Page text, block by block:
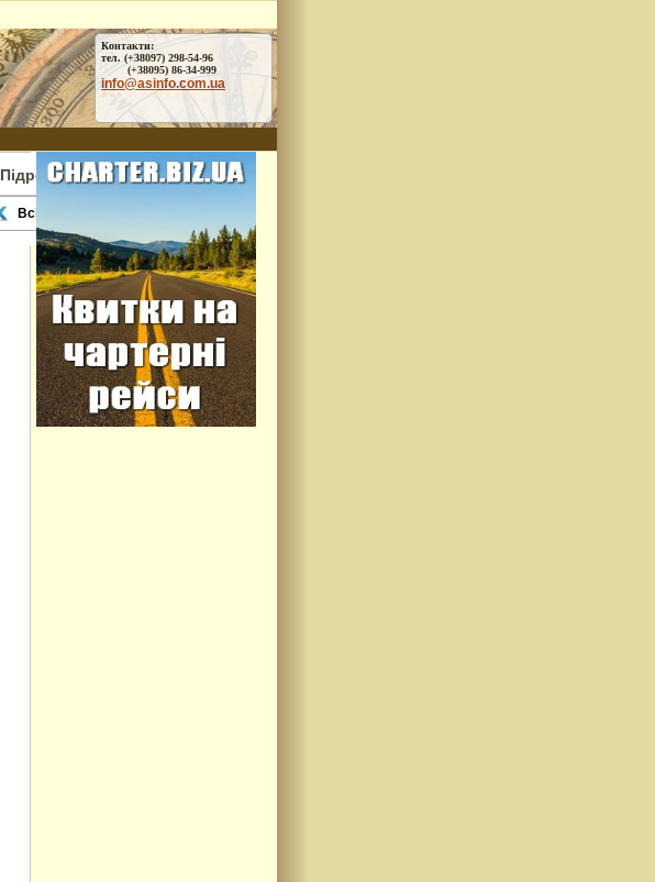
Контакти:
тел. (+38097) 298-54-96
(+38095) 86-34-999
info@asinfo.com.ua
Підрозділи
Всі міста